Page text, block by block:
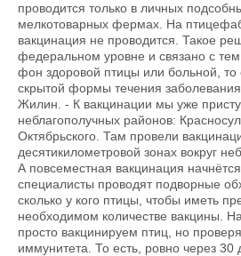
проводится только в личных
мелкотоварных фермах. На
вакцинация не проводится. Такое
федеральном уровне и связано с
фон здоровой птицы или больной, то
скрытой формы течения
Жилин. - К вакцинации мы уже
неблагополучных районов:
Октябрьского. Там провели
десятикилометровой зонах вокруг
А повсеместная вакцинация
специалисты проводят подворные
сколько у кого птицы, чтобы иметь
необходимом количестве вакцины.
просто вакцинируем птиц, но
иммунитета. То есть, ровно через 30